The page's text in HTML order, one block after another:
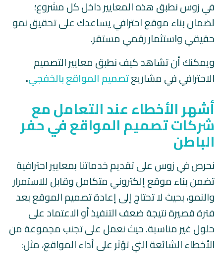
في زوس نطبق هذه المعايير داخل كل مشروع؛
لضمان بناء موقع احترافي يساعدك على تحقيق نمو
حقيقي واستثمار رقمي مستقر.
ويمكنك أن تشاهد كيف نطبق معايير التصميم
الاحترافي في مشاريعتصميم المواقع بالخفجي.
أشهر الأخطاء عند التعامل مع
شركات تصميم المواقع في حفر
الباطن
نحرص في زوس على تقديم خدماتنا بمعايير احترافية
تضمن بناء موقع إلكتروني متكامل وقابل للاستمرار
والنمو، بحيث لا تحتاج إلى إعادة تصميم الموقع بعد
فترة قصيرة نتيجة ضعف التنفيذ أو الاعتماد على
حلول غير مناسبة. حيث نعمل على تجنب مجموعة من
الأخطاء الشائعة التي تؤثر على أداء المواقع، مثل: